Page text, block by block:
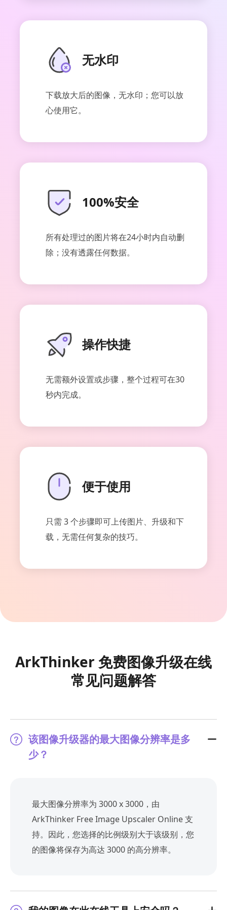
ArkThinker 图像放大器
无水印
下载放大后的图像，无水印；您可以放
心使用它。
100%安全
所有处理过的图片将在24小时内自动删
除；没有透露任何数据。
操作快捷
无需额外设置或步骤，整个过程可在30
秒内完成。
便于使用
只需 3 个步骤即可上传图片、升级和下
载，无需任何复杂的技巧。
ArkThinker 免费图像升级在线
常见问题解答
该图像升级器的最大图像分辨率是多
少？
最大图像分辨率为 3000 x 3000，由
ArkThinker Free Image Upscaler Online 支
持。因此，您选择的比例级别大于该级别，您
的图像将保存为高达 3000 的高分辨率。